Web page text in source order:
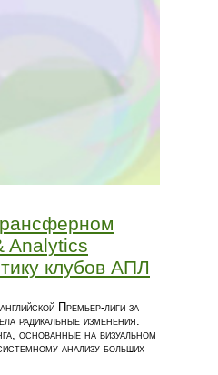
Analytics
клубов АПЛ
Премьер-лиги за
радикальные изменения.
основанные на визуальном
анализу больших